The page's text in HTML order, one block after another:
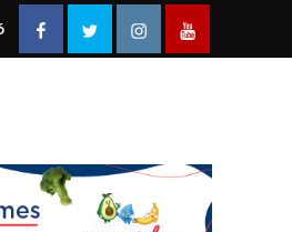
FacebookTwitterInstagramYouTube